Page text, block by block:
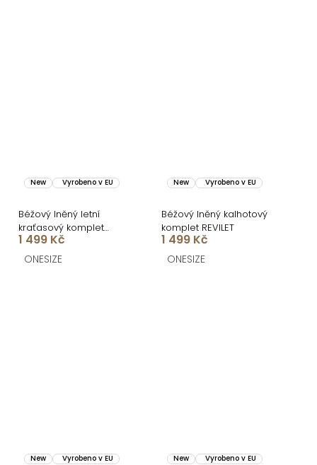
New Vyrobeno v EU
Béžový lněný letní
kraťasový komplet
NOVERET s košilí
1 499 Kč
ONESIZE
New Vyrobeno v EU
Béžový lněný kalhotový
komplet REVILET
1 499 Kč
ONESIZE
New Vyrobeno v EU New Vyrobeno v EU